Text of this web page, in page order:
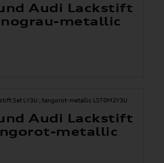
Audi Lackstift
metallic
Audi Lackstift
metallic